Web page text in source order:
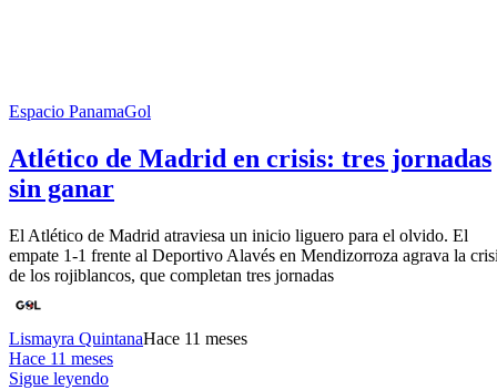
Espacio PanamaGol
Atlético de Madrid en crisis: tres jornadas
sin ganar
El Atlético de Madrid atraviesa un inicio liguero para el olvido. El
empate 1-1 frente al Deportivo Alavés en Mendizorroza agrava la
de los rojiblancos, que completan tres jornadas
Lismayra QuintanaHace 11 meses
Hace 11 meses
Sigue leyendo